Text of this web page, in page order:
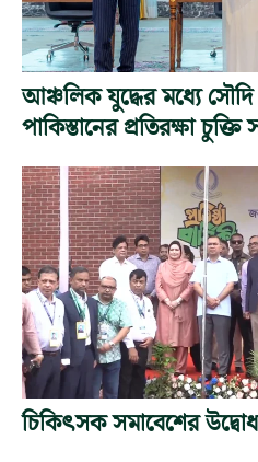
আঞ্চলিক যুদ্ধের মধ্যে
পাকিস্তানের প্রতিরক্ষা চুক্তি
চিকিৎসক সমাবেশের